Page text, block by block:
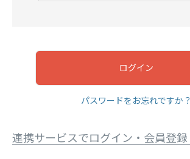
ログイン
パスワードをお忘れですか？
連携サービスでログイン・会員登録